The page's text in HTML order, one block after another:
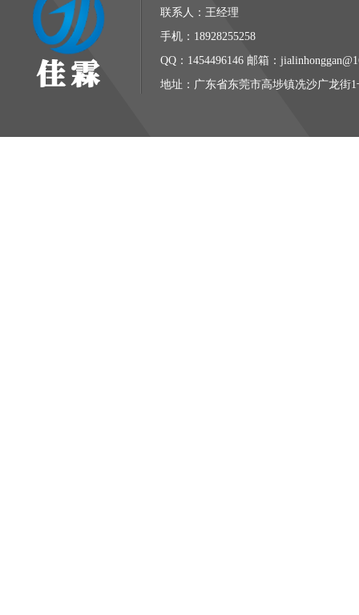
联系人：王经理
手机：18928255258
QQ：1454496146 邮箱：
地址：广东省东莞市高埗镇冼沙广龙街1